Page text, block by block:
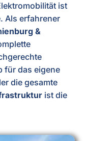
ist
Als erfahrener
&
für das eigene
die gesamte
ist die